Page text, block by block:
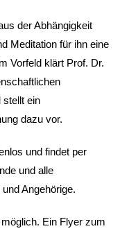
der Abhängigkeit
Meditation für ihn eine
Vorfeld klärt Prof. Dr.
stellt ein
dazu vor.
und findet per
und alle
Angehörige.
möglich. Ein Flyer zum